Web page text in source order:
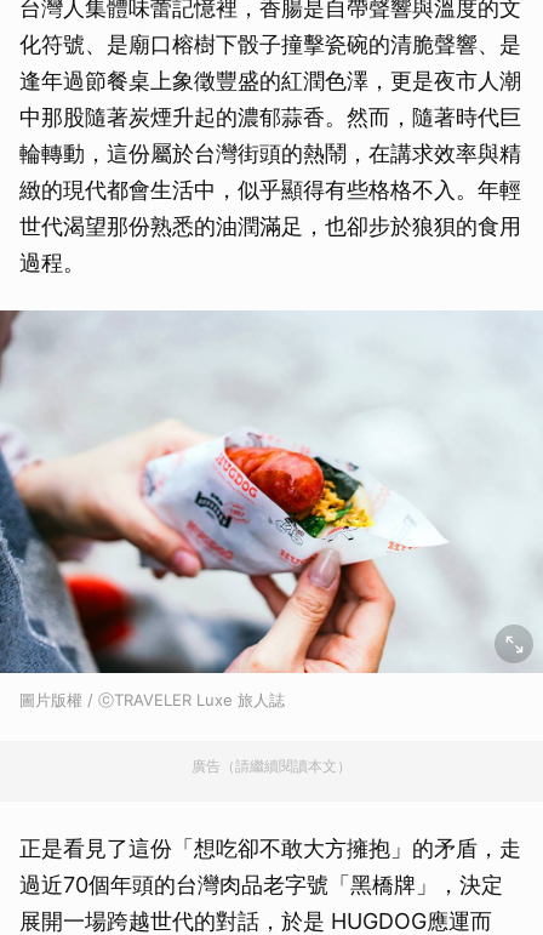
台灣人集體味蕾記憶裡，香腸是自帶聲響與溫度的文
化符號、是廟口榕樹下骰子撞擊瓷碗的清脆聲響、是
逢年過節餐桌上象徵豐盛的紅潤色澤，更是夜市人潮
中那股隨著炭煙升起的濃郁蒜香。然而，隨著時代巨
輪轉動，這份屬於台灣街頭的熱鬧，在講求效率與精
緻的現代都會生活中，似乎顯得有些格格不入。年輕
世代渴望那份熟悉的油潤滿足，也卻步於狼狽的食用
過程。
圖片版權 / ⓒTRAVELER Luxe 旅人誌
廣告（請繼續閱讀本文）
正是看見了這份「想吃卻不敢大方擁抱」的矛盾，走
過近70個年頭的台灣肉品老字號「黑橋牌」，決定
展開一場跨越世代的對話，於是 HUGDOG應運而